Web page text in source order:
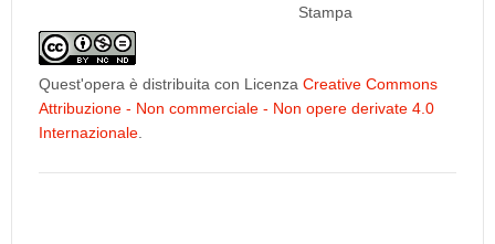
Stampa
Quest'opera è distribuita con Licenza Creative Commons
Attribuzione - Non commerciale - Non opere derivate 4.0
Internazionale.